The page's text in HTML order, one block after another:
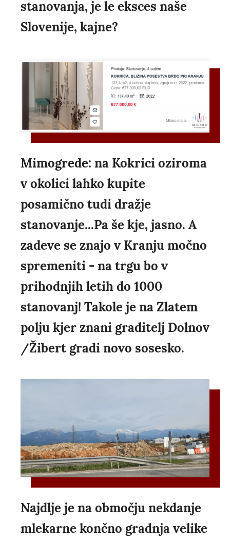
stanovanja, je le eksces naše
Slovenije, kajne?
Mimogrede: na Kokrici oziroma
v okolici lahko kupite
posamično tudi dražje
stanovanje...Pa še kje, jasno. A
zadeve se znajo v Kranju močno
spremeniti - na trgu bo v
prihodnjih letih do 1000
stanovanj! Takole je na Zlatem
polju kjer znani graditelj Dolnov
/Žibert gradi novo sosesko.
Najdlje je na območju nekdanje
mlekarne končno gradnja velike